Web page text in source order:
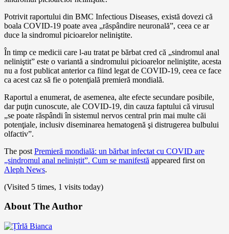
Potrivit raportului din BMC Infectious Diseases, există dovezi că
boala COVID-19 poate avea „răspândire neuronală”, ceea ce ar
duce la sindromul picioarelor neliniştite.
În timp ce medicii care l-au tratat pe bărbat cred că „sindromul anal
neliniştit” este o variantă a sindromului picioarelor neliniştite, acesta
nu a fost publicat anterior ca fiind legat de COVID-19, ceea ce face
ca acest caz să fie o potenţială premieră mondială.
Raportul a enumerat, de asemenea, alte efecte secundare posibile,
dar puţin cunoscute, ale COVID-19, din cauza faptului că virusul
„se poate răspândi în sistemul nervos central prin mai multe căi
potenţiale, inclusiv diseminarea hematogenă şi distrugerea bulbului
olfactiv”.
The post Premieră mondială: un bărbat infectat cu COVID are
„sindromul anal neliniştit”. Cum se manifestă appeared first on
Aleph News.
(Visited 5 times, 1 visits today)
About The Author